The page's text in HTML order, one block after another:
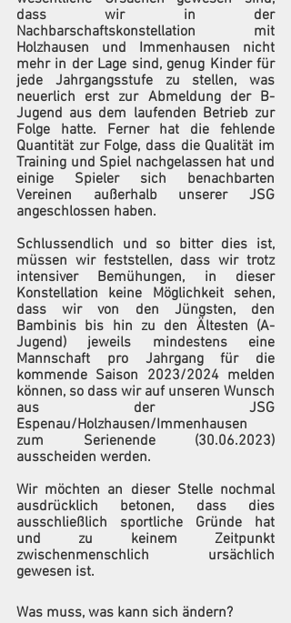
dass wir in der
Nachbarschaftskonstellation mit
Holzhausen und Immenhausen nicht
mehr in der Lage sind, genug Kinder für
jede Jahrgangsstufe zu stellen, was
neuerlich erst zur Abmeldung der B-
Jugend aus dem laufenden Betrieb zur
Folge hatte. Ferner hat die fehlende
Quantität zur Folge, dass die Qualität im
Training und Spiel nachgelassen hat und
einige Spieler sich benachbarten
Vereinen außerhalb unserer JSG
angeschlossen haben.
Schlussendlich und so bitter dies ist,
müssen wir feststellen, dass wir trotz
intensiver Bemühungen, in dieser
Konstellation keine Möglichkeit sehen,
dass wir von den Jüngsten, den
Bambinis bis hin zu den Ältesten (A-
Jugend) jeweils mindestens eine
Mannschaft pro Jahrgang für die
kommende Saison 2023/2024 melden
können, so dass wir auf unseren Wunsch
aus der JSG
Espenau/Holzhausen/Immenhausen
zum Serienende (30.06.2023)
ausscheiden werden.
Wir möchten an dieser Stelle nochmal
ausdrücklich betonen, dass dies
ausschließlich sportliche Gründe hat
und zu keinem Zeitpunkt
zwischenmenschlich ursächlich
gewesen ist.
Was muss, was kann sich ändern?